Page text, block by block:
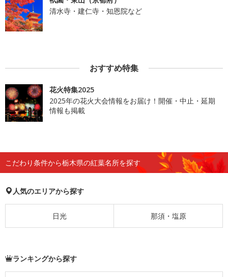
清水寺・建仁寺・知恩院など
おすすめ特集
花火特集2025
2025年の花火大会情報をお届け！開催・中止・延期
情報も掲載
こだわり条件から栃木県の紅葉名所を探す
人気のエリアから探す
日光 那須・塩原
ランキングから探す